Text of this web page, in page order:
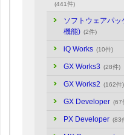
(441件)
ソフトウェアパッ
機能) (2件)
iQ Works (10件)
GX Works3 (28件)
GX Works2 (162件)
GX Developer (67
PX Developer (83